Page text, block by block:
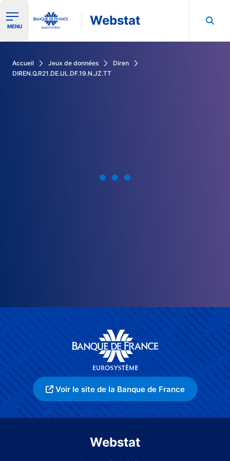
Ouvrir le menu de navigation
MENU Webstat
Accueil Jeux de données
Diren
DIREN.Q.R21.DE.UL.DF.19.N.JZ.TT
Voir le site de la Banque de France
Webstat